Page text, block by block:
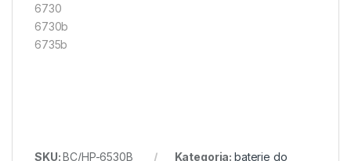
6730
6730b
6735b
SKU:BC/HP-6530B Kategoria: baterie do